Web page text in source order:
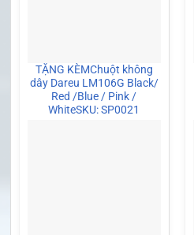
TẶNG KÈMChuột không
dây Dareu LM106G Black/
Red /Blue / Pink /
WhiteSKU: SP0021